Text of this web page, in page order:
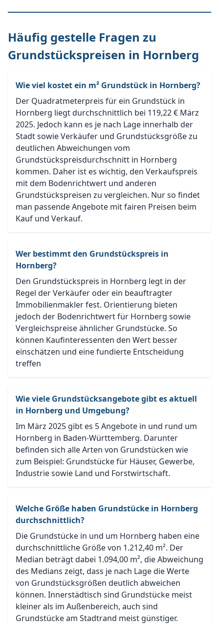
Häufig gestelle Fragen zu
Grundstückspreisen in Hornberg
Wie viel kostet ein m² Grundstück in Hornberg?
Der Quadratmeterpreis für ein Grundstück in
Hornberg liegt durchschnittlich bei 119,22 € März
2025. Jedoch kann es je nach Lage innerhalb der
Stadt sowie Verkäufer und Grundstücksgröße zu
deutlichen Abweichungen vom
Grundstückspreisdurchschnitt in Hornberg
kommen. Daher ist es wichtig, den Verkaufspreis
mit dem Bodenrichtwert und anderen
Grundstückspreisen zu vergleichen. Nur so findet
man passende Angebote mit fairen Preisen beim
Kauf und Verkauf.
Wer bestimmt den Grundstückspreis in
Hornberg?
Den Grundstückspreis in Hornberg legt in der
Regel der Verkäufer oder ein beauftragter
Immobilienmakler fest. Orientierung bieten
jedoch der Bodenrichtwert für Hornberg sowie
Vergleichspreise ähnlicher Grundstücke. So
können Kaufinteressenten den Wert besser
einschätzen und eine fundierte Entscheidung
treffen
Wie viele Grundstücksangebote gibt es aktuell
in Hornberg und Umgebung?
Im März 2025 gibt es 5 Angebote in und rund um
Hornberg in Baden-Württemberg. Darunter
befinden sich alle Arten von Grundstücken wie
zum Beispiel: Grundstücke für Häuser, Gewerbe,
Industrie sowie Land und Forstwirtschaft.
Welche Größe haben Grundstücke in Hornberg
durchschnittlich?
Die Grundstücke in und um Hornberg haben eine
durchschnittliche Größe von 1.212,40 m². Der
Median beträgt dabei 1.094,00 m², die Abweichung
des Medians zeigt, dass je nach Lage die Werte
von Grundstücksgrößen deutlich abweichen
können. Innerstädtisch sind Grundstücke meist
kleiner als im Außenbereich, auch sind
Grundstücke am Stadtrand meist günstiger.